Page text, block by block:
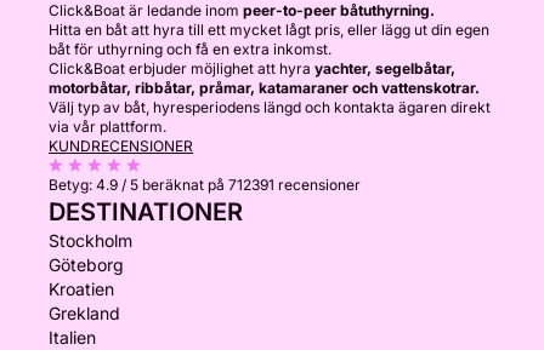
Click&Boat är ledande inom peer-to-peer båtuthyrning.
Hitta en båt att hyra till ett mycket lågt pris, eller lägg ut din egen
båt för uthyrning och få en extra inkomst.
Click&Boat erbjuder möjlighet att hyra yachter, segelbåtar,
motorbåtar, ribbåtar, pråmar, katamaraner och vattenskotrar.
Välj typ av båt, hyresperiodens längd och kontakta ägaren direkt
via vår plattform.
KUNDRECENSIONER
Betyg: 4.9 / 5 beräknat på 712391 recensioner
DESTINATIONER
Stockholm
Göteborg
Kroatien
Grekland
Italien